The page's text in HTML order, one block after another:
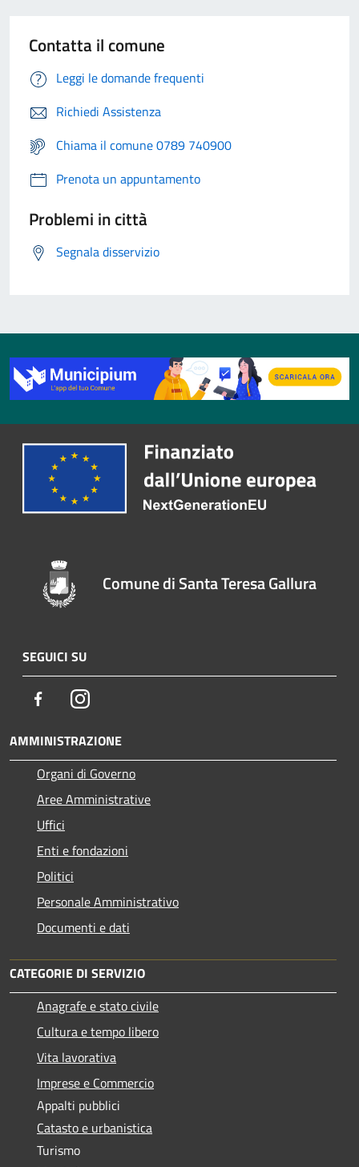
Contatta il comune
Leggi le domande frequenti
Richiedi Assistenza
Chiama il comune 0789 740900
Prenota un appuntamento
Problemi in città
Segnala disservizio
Comune di Santa Teresa Gallura
SEGUICI SU
FacebookInstagram
AMMINISTRAZIONE
Organi di Governo
Aree Amministrative
Uffici
Enti e fondazioni
Politici
Personale Amministrativo
Documenti e dati
CATEGORIE DI SERVIZIO
Anagrafe e stato civile
Cultura e tempo libero
Vita lavorativa
Imprese e Commercio
Appalti pubblici
Catasto e urbanistica
Turismo